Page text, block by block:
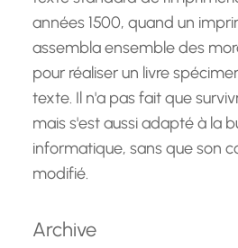
années 1500, quand un
assembla ensemble des
pour réaliser un livre
texte. Il n'a pas fait que
mais s'est aussi adapté à la
informatique, sans que son
modifié.
Archive